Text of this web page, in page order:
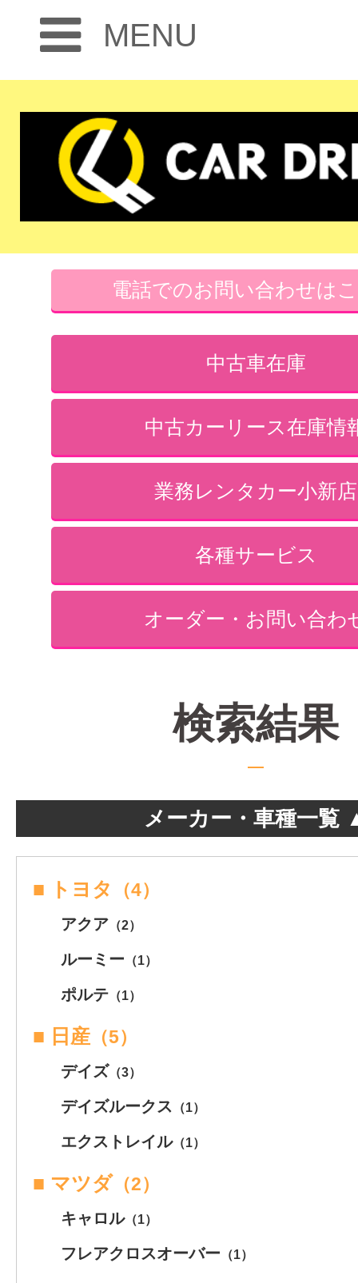
MENU
電話でのお問い合わせは
中古車在庫
中古カーリース在庫情
業務レンタカー小新店
各種サービス
オーダー・お問い合わ
検索結果
メーカー・車種一覧
■ トヨタ （4）
アクア （2）
ルーミー （1）
ポルテ （1）
■ 日産 （5）
デイズ （3）
デイズルークス （1）
エクストレイル（1）
■ マツダ （2）
キャロル（1）
フレアクロスオーバー （1）